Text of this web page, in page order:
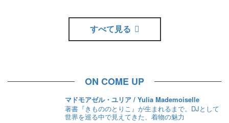
すべて見る
ON COME UP
マドモアゼル・ユリア / Yulia Mademoiselle
著書『きもののとりこ』が生まれるまで。DJとして
世界を巡る中で見えてきた、着物の魅力